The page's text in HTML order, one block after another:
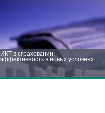
ИКТ в страховании:
эффективность в новых условиях